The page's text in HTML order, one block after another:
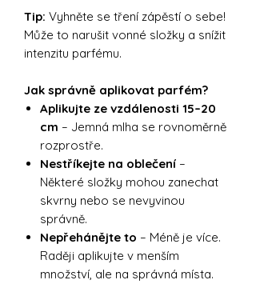
Tip: Vyhněte se tření zápěstí o sebe!
Může to narušit vonné složky a snížit
intenzitu parfému.
Jak správně aplikovat parfém?
Aplikujte ze vzdálenosti 15–20
cm – Jemná mlha se rovnoměrně
rozprostře.
Nestříkejte na oblečení –
Některé složky mohou zanechat
skvrny nebo se nevyvinou
správně.
Nepřehánějte to – Méně je více.
Raději aplikujte v menším
množství, ale na správná místa.